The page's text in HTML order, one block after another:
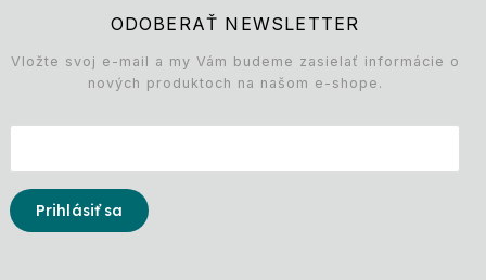
ODOBERAŤ NEWSLETTER
Vložte svoj e-mail a my Vám budeme zasielať informácie o
nových produktoch na našom e-shope.
Prihlásiť sa